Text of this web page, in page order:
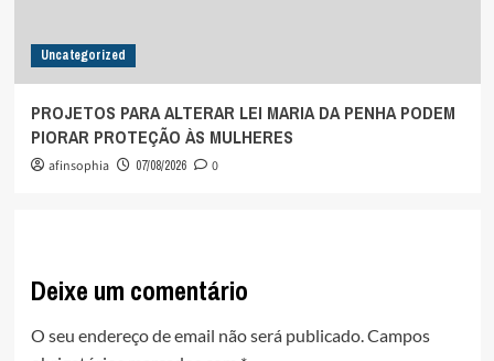
Uncategorized
PROJETOS PARA ALTERAR LEI MARIA DA PENHA PODEM
PIORAR PROTEÇÃO ÀS MULHERES
afinsophia 07/08/2026 0
Deixe um comentário
O seu endereço de email não será publicado.Campos